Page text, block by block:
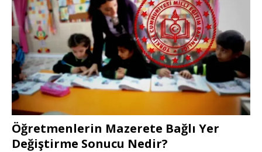
Öğretmenlerin Mazerete Bağlı Yer
Değiştirme Sonucu Nedir?